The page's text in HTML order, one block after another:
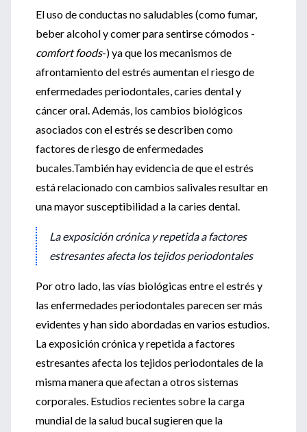
El uso de conductas no saludables (como fumar,
beber alcohol y comer para sentirse cómodos -
comfort foods-) ya que los mecanismos de
afrontamiento del estrés aumentan el riesgo de
enfermedades periodontales, caries dental y
cáncer oral. Además, los cambios biológicos
asociados con el estrés se describen como
factores de riesgo de enfermedades
bucales.También hay evidencia de que el estrés
está relacionado con cambios salivales resultar en
una mayor susceptibilidad a la caries dental.
La exposición crónica y repetida a factores
estresantes afecta los tejidos periodontales
Por otro lado, las vías biológicas entre el estrés y
las enfermedades periodontales parecen ser más
evidentes y han sido abordadas en varios estudios.
La exposición crónica y repetida a factores
estresantes afecta los tejidos periodontales de la
misma manera que afectan a otros sistemas
corporales. Estudios recientes sobre la carga
mundial de la salud bucal sugieren que la